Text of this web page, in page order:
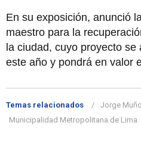
En su exposición, anunció
maestro para la
la ciudad, cuyo proyecto
este año y pondrá en valor
Temas relacionados Jorge
Municipalidad Metropolitana de Lima